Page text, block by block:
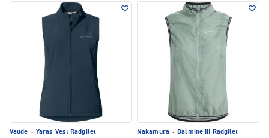
Vaude · Yaras Vest Radgilet
Nakamura · Dalmine III Radgilet